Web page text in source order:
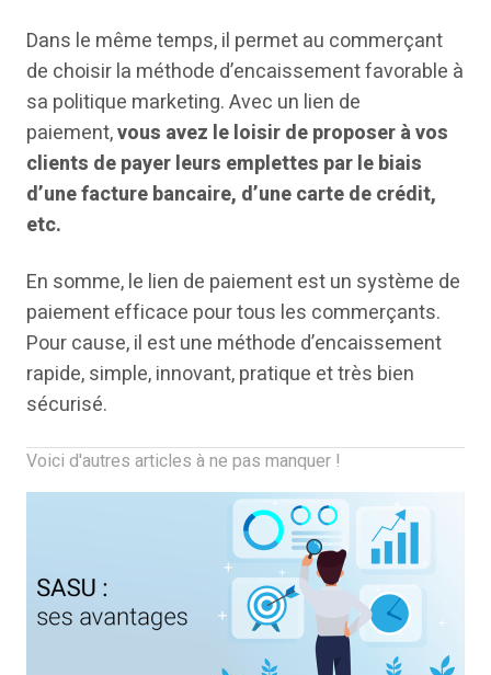
Dans le même temps, il permet au commerçant
de choisir la méthode d’encaissement favorable à
sa politique marketing. Avec un lien de
paiement,vous avez le loisir de proposer à vos
clients de payer leurs emplettes par le biais
d’une facture bancaire, d’une carte de crédit,
etc.
En somme, le lien de paiement est un système de
paiement efficace pour tous les commerçants.
Pour cause, il est une méthode d’encaissement
rapide, simple, innovant, pratique et très bien
sécurisé.
Voici d'autres articles à ne pas manquer !